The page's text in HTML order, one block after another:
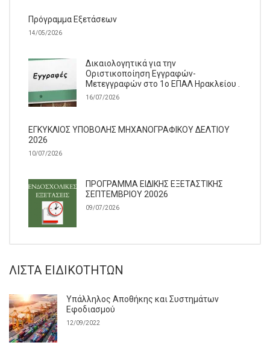
Πρόγραμμα Εξετάσεων
14/05/2026
Δικαιολογητικά για την
Οριστικοποίηση Εγγραφών-
Μετεγγραφών στο 1ο ΕΠΑΛ Ηρακλείου .
16/07/2026
ΕΓΚΥΚΛΙΟΣ ΥΠΟΒΟΛΗΣ ΜΗΧΑΝΟΓΡΑΦΙΚΟΥ ΔΕΛΤΙΟΥ
2026
10/07/2026
ΠΡΟΓΡΑΜΜΑ ΕΙΔΙΚΗΣ ΕΞΕΤΑΣΤΙΚΗΣ
ΣΕΠΤΕΜΒΡΙΟΥ 20026
09/07/2026
ΛΊΣΤΑ ΕΙΔΙΚΟΤΉΤΩΝ
Υπάλληλος Αποθήκης και Συστημάτων
Εφοδιασμού
12/09/2022